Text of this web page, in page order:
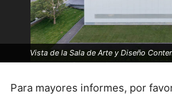
Vista de la Sala de Arte y Diseño
Para mayores informes, por